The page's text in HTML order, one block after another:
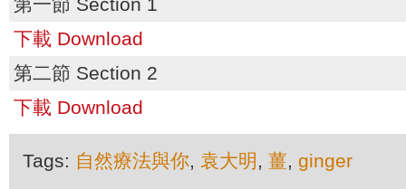
下載 Download
第二節 Section 2
下載 Download
Tags: 自然療法與你, 袁大明 , 薑, ginger